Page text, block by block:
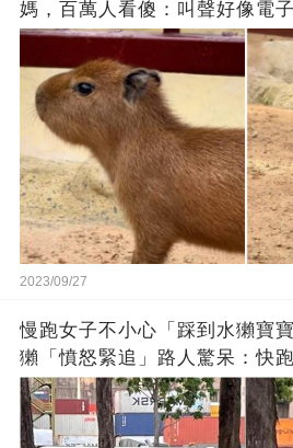
媽，百萬人看傻：叫聲好像電
2023/09/27
慢跑女子不小心「踩到水獺寶
獺「憤怒緊追」路人驚呆：快跑